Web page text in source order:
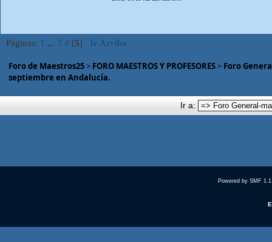
Páginas: ... 3 4 [5] Ir Arriba
Foro de Maestros25> FORO MAESTROS Y PROFESORES> Foro
septiembre en Andalucía.
Ir a:
Powered by SMF